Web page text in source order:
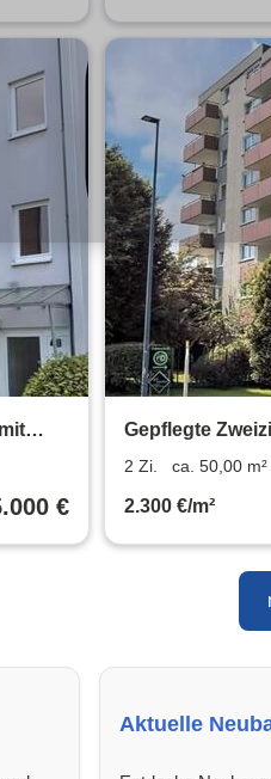
€
Gepflegte
Balkon
2 Zi. ca. 50,00 m²
2.300 €/m²
Aktuelle